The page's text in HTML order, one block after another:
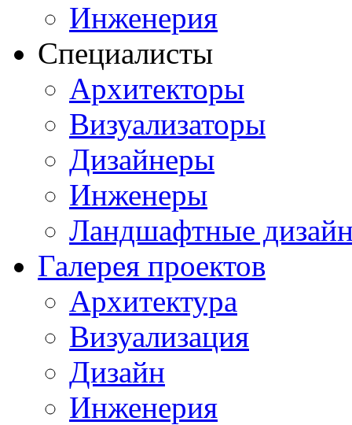
Инженерия
Специалисты
Архитекторы
Визуализаторы
Дизайнеры
Инженеры
Ландшафтные
Галерея проектов
Архитектура
Визуализация
Дизайн
Инженерия